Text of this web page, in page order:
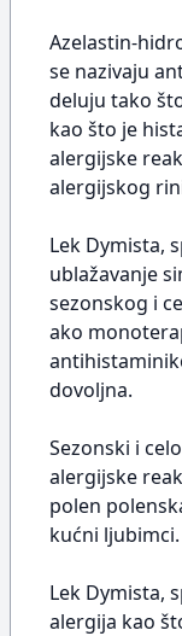
Azelastin-
se nazivaju
deluju tako
kao što je
alergijske
alergijskog
Lek Dymista,
ublažavanje
sezonskog i
ako
dovoljna.
Sezonski i
alergijske
polen
kućni ljubimci.
Lek Dymista,
alergija kao